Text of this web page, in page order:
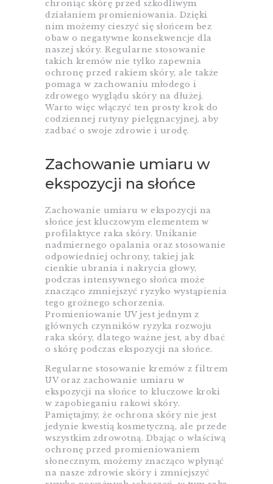
chroniąc skórę przed szkodliwym
działaniem promieniowania. Dzięki
nim możemy cieszyć się słońcem bez
obaw o negatywne konsekwencje dla
naszej skóry. Regularne stosowanie
takich kremów nie tylko zapewnia
ochronę przed rakiem skóry, ale także
pomaga w zachowaniu młodego i
zdrowego wyglądu skóry na dłużej.
Warto więc włączyć ten prosty krok do
codziennej rutyny pielęgnacyjnej, aby
zadbać o swoje zdrowie i urodę.
Zachowanie umiaru w
ekspozycji na słońce
Zachowanie umiaru w ekspozycji na
słońce jest kluczowym elementem w
profilaktyce raka skóry. Unikanie
nadmiernego opalania oraz stosowanie
odpowiedniej ochrony, takiej jak
cienkie ubrania i nakrycia głowy,
podczas intensywnego słońca może
znacząco zmniejszyć ryzyko wystąpienia
tego groźnego schorzenia.
Promieniowanie UV jest jednym z
głównych czynników ryzyka rozwoju
raka skóry, dlatego ważne jest, aby dbać
o skórę podczas ekspozycji na słońce.
Regularne stosowanie kremów z filtrem
UV oraz zachowanie umiaru w
ekspozycji na słońce to kluczowe kroki
w zapobieganiu rakowi skóry.
Pamiętajmy, że ochrona skóry nie jest
jedynie kwestią kosmetyczną, ale przede
wszystkim zdrowotną. Dbając o właściwą
ochronę przed promieniowaniem
słonecznym, możemy znacząco wpłynąć
na nasze zdrowie skóry i zmniejszyć